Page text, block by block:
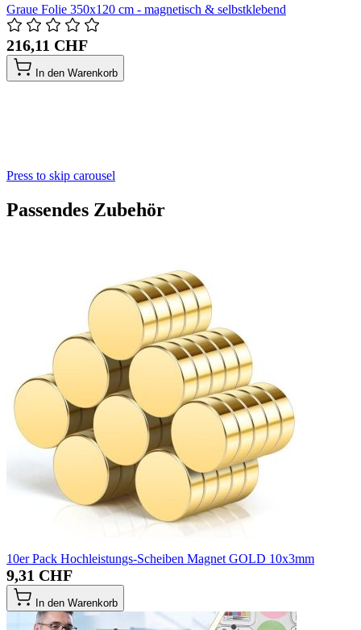
Graue Folie 350x120 cm - magnetisch & selbstklebend
216,11 CHF
In den Warenkorb
Press to skip carousel
Passendes Zubehör
10er Pack Hochleistungs-Scheiben Magnet GOLD 10x3mm
9,31 CHF
In den Warenkorb